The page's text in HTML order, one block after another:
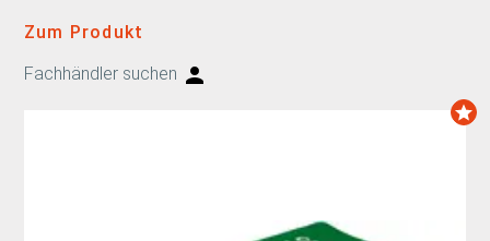
Zum Produkt
Fachhändler suchen